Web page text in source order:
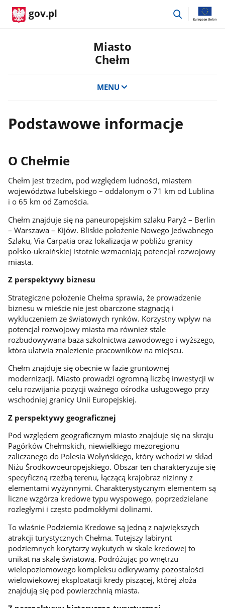
gov.pl
przejdź
Miasto
Chełm
MENU
Podstawowe informacje
O Chełmie
Chełm jest trzecim, pod względem ludności, miastem
województwa lubelskiego – oddalonym o 71 km od Lublina
i o 65 km od Zamościa.
Chełm znajduje się na paneuropejskim szlaku Paryż – Berlin
– Warszawa – Kijów. Bliskie położenie Nowego Jedwabnego
Szlaku, Via Carpatia oraz lokalizacja w pobliżu granicy
polsko-ukraińskiej istotnie wzmacniają potencjał rozwojowy
miasta.
Z perspektywy biznesu
Strategiczne położenie Chełma sprawia, że prowadzenie
biznesu w mieście nie jest obarczone stagnacją i
wykluczeniem ze światowych rynków. Korzystny wpływ na
potencjał rozwojowy miasta ma również stale
rozbudowywana baza szkolnictwa zawodowego i wyższego,
która ułatwia znalezienie pracowników na miejscu.
Chełm znajduje się obecnie w fazie gruntownej
modernizacji. Miasto prowadzi ogromną liczbę inwestycji w
celu rozwijania pozycji ważnego ośrodka usługowego przy
wschodniej granicy Unii Europejskiej.
Z perspektywy geograficznej
Pod względem geograficznym miasto znajduje się na skraju
Pagórków Chełmskich, niewielkiego mezoregionu
zaliczanego do Polesia Wołyńskiego, który wchodzi w skład
Niżu Środkowoeuropejskiego. Obszar ten charakteryzuje się
specyficzną rzeźbą terenu, łączącą krajobraz nizinny z
elementami wyżynnymi. Charakterystycznym elementem są
liczne wzgórza kredowe typu wyspowego, poprzedzielane
rozległymi i często podmokłymi dolinami.
To właśnie Podziemia Kredowe są jedną z największych
atrakcji turystycznych Chełma. Tutejszy labirynt
podziemnych korytarzy wykutych w skale kredowej to
unikat na skalę światową. Podróżując po wnętrzu
wielopoziomowego kompleksu odkrywamy pozostałości
wielowiekowej eksploatacji kredy piszącej, której złoża
znajdują się pod powierzchnią miasta.